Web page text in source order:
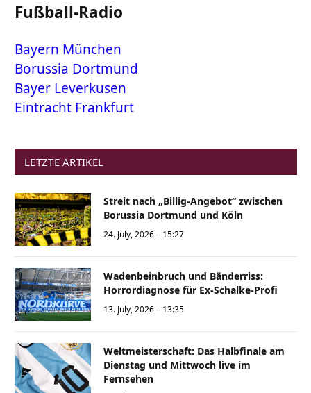
Fußball-Radio
Bayern München
Borussia Dortmund
Bayer Leverkusen
Eintracht Frankfurt
LETZTE ARTIKEL
Streit nach „Billig-Angebot“ zwischen
Borussia Dortmund und Köln
24. July, 2026 – 15:27
Wadenbeinbruch und Bänderriss:
Horrordiagnose für Ex-Schalke-Profi
13. July, 2026 – 13:35
Weltmeisterschaft: Das Halbfinale am
Dienstag und Mittwoch live im
Fernsehen